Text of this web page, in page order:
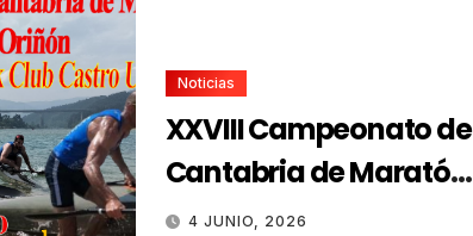
Noticias
XXVIII Campeonato de
Cantabria de Maratón-
Regata de Promoción
4 JUNIO, 2026